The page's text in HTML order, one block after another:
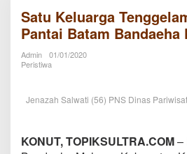
Tenggelam
Saat
Wisata
Satu Keluarga
Pantai Batam Bandaeha
Admin
01/01/2020
Peristiwa
Jenazah Salwati (56) PNS Dinas
KONUT, TOPIKSULTRA.COM–